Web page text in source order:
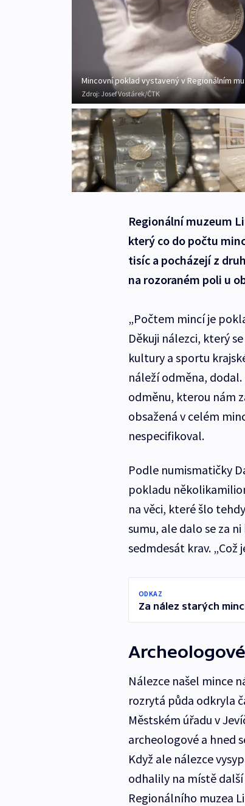
Mincovní poklad vystavený v Regionálním
Zdroj: Josef Vostárek/ČTK
Regionální muzeum
který co do počtu
tisíc a pocházejí z
na rozoraném poli u
„Počtem mincí je
Děkuji nálezci, který
kultury a sportu
náleží odměna,
odměnu, kterou nám
obsažená v celém
nespecifikoval.
Podle numismatičky
pokladu
na věci, které šlo
sumu, ale dalo se za
sedmdesát krav.
ODKAZ
Za nález starých
Nálezce našel mince
rozrytá půda odkryla
Městském úřadu v
archeologové a hned
Když ale nálezce
odhalily na místě
Regionálního muzea